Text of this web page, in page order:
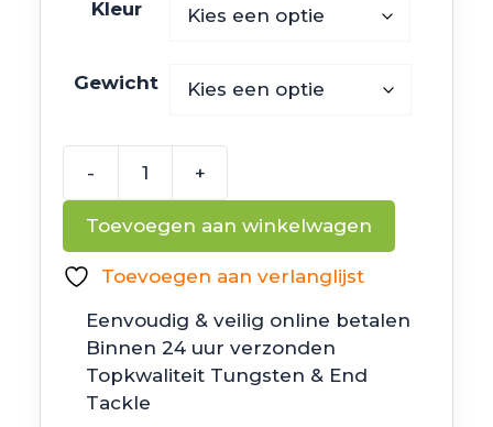
Kleur
Gewicht
-
NedlockZ
+
Toevoegen aan winkelwagen
Toevoegen aan verlanglijst
Eenvoudig & veilig online betalen
Binnen 24 uur verzonden
Topkwaliteit Tungsten & End
Tackle